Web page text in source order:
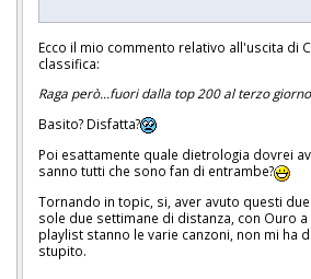
Ecco il mio commento relativo all'uscita di
classifica:
Raga però...fuori dalla top 200 al terzo giorno
Basito? Disfatta?
Poi esattamente quale dietrologia dovrei
sanno tutti che sono fan di entrambe?
Tornando in topic, si, aver avuto questi
sole due settimane di distanza, con Ouro a
playlist stanno le varie canzoni, non mi ha
stupito.